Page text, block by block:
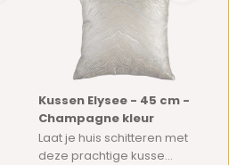
Kussen Elysee - 45 cm -
Champagne kleur
Laat je huis schitteren met
deze prachtige kusse...